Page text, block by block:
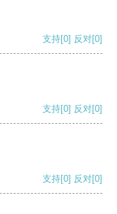
支持[0] 反对[0]
支持[0] 反对[0]
支持[0] 反对[0]